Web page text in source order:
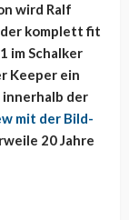
wird Ralf
komplett fit
im Schalker
Keeper ein
innerhalb der
mit der Bild-
20 Jahre